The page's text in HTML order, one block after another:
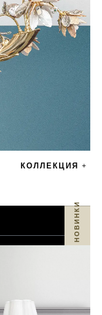
КОЛЛЕКЦИЯ +
НОВИНКИ